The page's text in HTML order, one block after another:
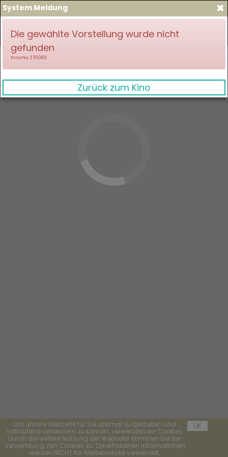
Um unsere Webseite für Sie optimal zu gestalten und
fortlaufend verbessern zu können, verwenden wir Cookies.
Durch die weitere Nutzung der Webseite stimmen Sie der
Verwendung von Cookies zu. Die erhobenen Informationen
werden NICHT für Werbezwecke verwendet.
OK
×
System Meldung
Die gewählte Vorstellung wurde nicht
gefunden
ErrorNo. 270083
Zurück zum Kino